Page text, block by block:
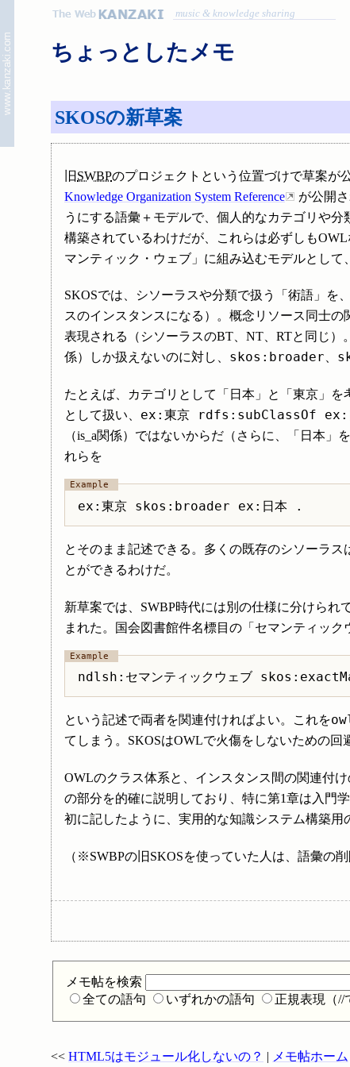
music & knowledge sharing
ちょっとしたメモ
SKOSの新草案
旧 SWBPのプロジェクトという位置づけで草案が
Knowledge Organization System Reference
が公開
うにする語彙＋モデルで、個人的なカテゴリや
構築されているわけだが、これらは必ずしも
マンティック・ウェブ」に組み込むモデルとして
SKOSでは、シソーラスや分類で扱う「術語」を
スのインスタンスになる）。概念リソース同士の
表現される（シソーラスのBT、NT、RTと同じ
係）しか扱えないのに対し、 skos:broader
たとえば、カテゴリとして「日本」と「東京」
として扱い、 ex:東京 rdfs:subClassOf ex:
（is_a関係）ではないからだ（さらに、「日本
れらを
とそのまま記述できる。多くの既存のシソーラ
とができるわけだ。
新草案では、SWBP時代には別の仕様に分けられ
まれた。国会図書館件名標目の「セマンティック
という記述で両者を関連付ければよい。これを
てしまう。SKOSはOWLで火傷をしないための
OWLのクラス体系と、インスタンス間の関連付
の部分を的確に説明しており、特に第1章は入門
初に記したように、実用的な知識システム構築用
（※SWBPの旧SKOSを使っていた人は、語彙の
メモ帖を検索
全ての語句
いずれかの語句 正規表現（//
<< HTML5はモジュール化しないの？ | メモ帖ホーム